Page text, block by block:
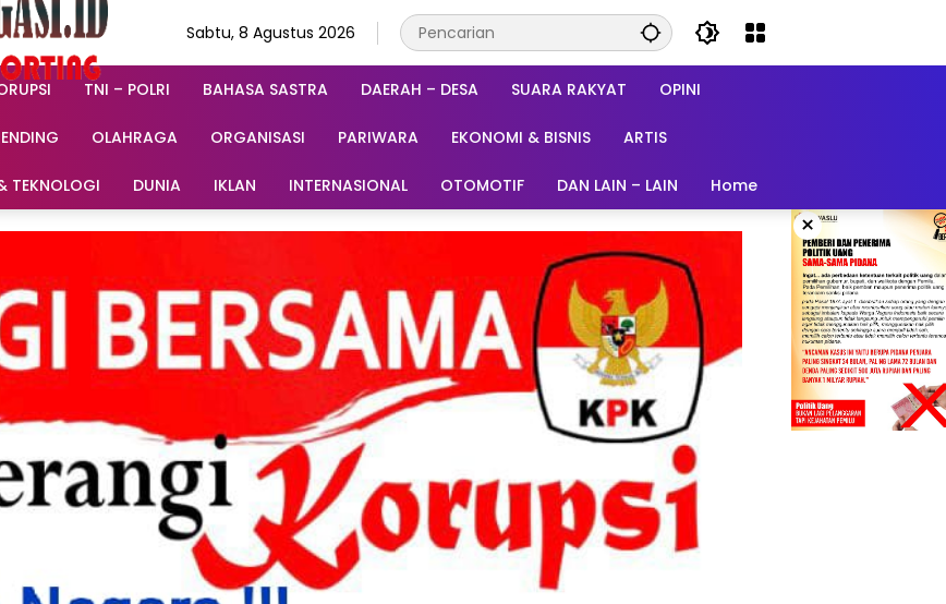
Sabtu, 8 Agustus 2026
TNI – POLRI BAHASA SASTRA DAERAH – DESA SUARA RAKYAT OPINI
OLAHRAGA ORGANISASI PARIWARA EKONOMI & BISNIS ARTIS
TEKNOLOGI DUNIA IKLAN INTERNASIONAL OTOMOTIF DAN LAIN – LAIN Home
×